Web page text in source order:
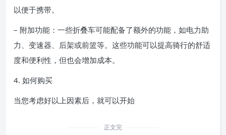
以便于携带。
– 附加功能：一些折叠车可能配备了额外的功能，如电力助
力、变速器、后架或前篮等。这些功能可以提高骑行的舒适
度和便利性，但也会增加成本。
4. 如何购买
当您考虑好以上因素后，就可以开始
正文完